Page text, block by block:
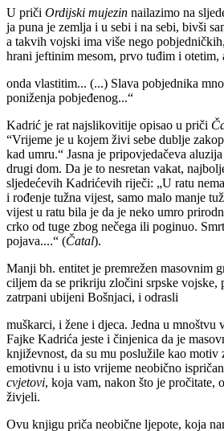
U priči Ordijski mujezin nailazimo na
ja puna je zemlja i u sebi i na sebi, bivši
a takvih vojski ima više nego
hrani jeftinim mesom, prvo tuđim i otetim,
onda vlastitim... (...) Slava pobjednika
poniženja pobjeđenog...“
Kadrić je rat najslikovitije opisao u priči
“Vrijeme je u kojem živi sebe dublje
kad umru.“ Jasna je pripovjedačeva
drugi dom. Da je to nesretan vakat,
sljedećevih Kadrićevih riječi: „U ratu
i rođenje tužna vijest, samo malo manje
vijest u ratu bila je da je neko umro
crko od tuge zbog nečega ili poginuo.
pojava....“ (Čatal).
Manji bh. entitet je premrežen masovnim
ciljem da se prikriju zločini srpske vojske,
zatrpani ubijeni Bošnjaci, i odrasli
muškarci, i žene i djeca. Jedna u mnoštvu
Fajke Kadrića jeste i činjenica da je
književnost, da su mu poslužile kao motiv
emotivnu i u isto vrijeme neobično
cvjetovi, koja vam, nakon što je pročitate,
živjeli.
Ovu knjigu priča neobične ljepote, koja